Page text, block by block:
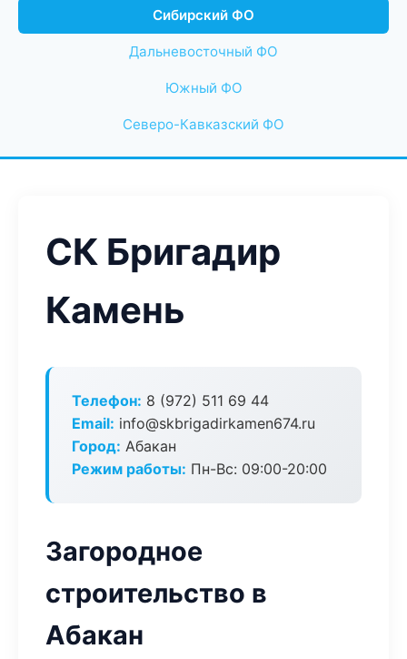
Сибирский ФО
Дальневосточный ФО
Южный ФО
Северо-Кавказский ФО
СК Бригадир
Камень
Телефон: 8 (972) 511 69 44
Email: info@skbrigadirkamen674.ru
Город: Абакан
Режим работы: Пн-Вс: 09:00-20:00
Загородное
строительство в
Абакан